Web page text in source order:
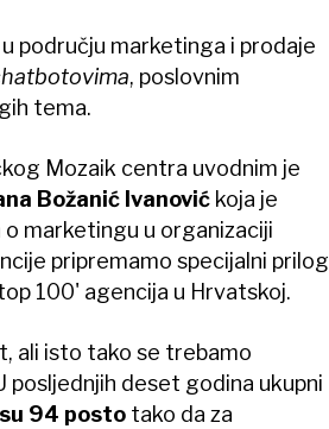
području marketinga i prodaje
, poslovnim
tema.
Mozaik centra uvodnim je
Božanić Ivanovićkoja je
marketingu u organizaciji
pripremamo specijalni prilog
100' agencija u Hrvatskoj.
ali isto tako se trebamo
deset godina ukupni
94 postotako da za